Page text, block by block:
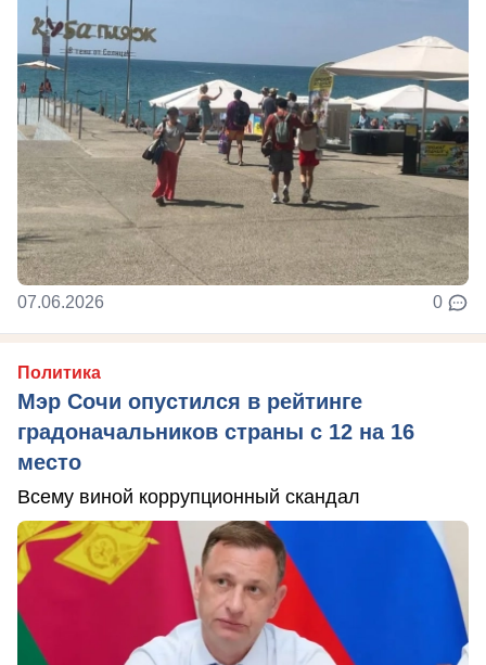
07.06.2026 0
Политика
Мэр Сочи опустился в рейтинге
градоначальников страны с 12 на 16
место
Всему виной коррупционный скандал